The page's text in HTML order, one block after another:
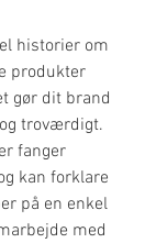
historier om
produkter
gør dit brand
troværdigt.
fanger
kan forklare
på en enkel
med